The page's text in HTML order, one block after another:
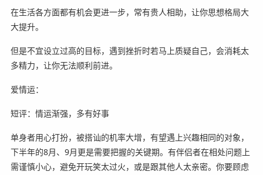
在生活各方面都有机会更进一步，常有贵人相助，让你思想格局大
大提升。
但是不宜设立过高的目标，遇到挫折时若马上质疑自己，会消耗太
多精力，让你无法顺利前进。
爱情运：
短评：情运渐强，多有好事
单身者用心打扮，被搭讪的机率大增，有望遇上兴趣相同的对象，
下半年的8月、9月更是需要把握的关键期。有伴侣者在相处问题上
需谨慎小心，避免开玩笑太过火，或是跟其他人太亲密。你要顾虑